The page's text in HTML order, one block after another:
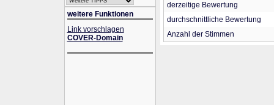
weitere Funktionen
Link vorschlagen
COVER-Domain
derzeitige Bewertung
durchschnittliche Bewertung
Anzahl der Stimmen